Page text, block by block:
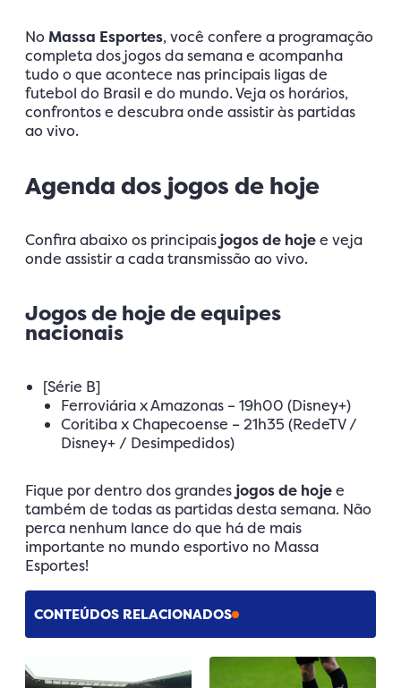
NoMassa Esportes, você confere a programação
completa dos jogos da semana e acompanha
tudo o que acontece nas principais ligas de
futebol do Brasil e do mundo. Veja os horários,
confrontos e descubra onde assistir às partidas
ao vivo.
Agenda dos jogos de hoje
Confira abaixo os principaisjogos de hojee veja
onde assistir a cada transmissão ao vivo.
Jogos de hoje de equipes
nacionais
[Série B]
Ferroviária x Amazonas – 19h00 (Disney+)
Coritiba x Chapecoense – 21h35 (RedeTV /
Disney+ / Desimpedidos)
Fique por dentro dos grandes jogos de hojee
também de todas as partidas desta semana. Não
perca nenhum lance do que há de mais
importante no mundo esportivo no Massa
Esportes!
CONTEÚDOS RELACIONADOS